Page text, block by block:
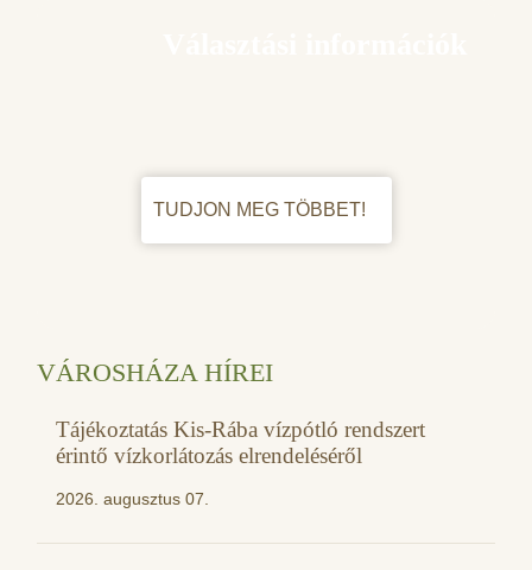
TUDJON MEG TÖBBET!
VÁROSHÁZA HÍREI
Tájékoztatás Kis-Rába vízpótló rendszert
érintő vízkorlátozás elrendeléséről
2026. augusztus 07.